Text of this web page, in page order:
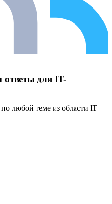
для IT-
любой теме из области IT